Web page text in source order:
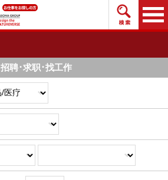
搜索
招聘･求职･找工作